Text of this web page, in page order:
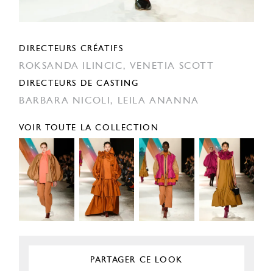
DIRECTEURS CRÉATIFS
ROKSANDA ILINCIC, VENETIA SCOTT
DIRECTEURS DE CASTING
BARBARA NICOLI, LEILA ANANNA
VOIR TOUTE LA COLLECTION
PARTAGER CE LOOK